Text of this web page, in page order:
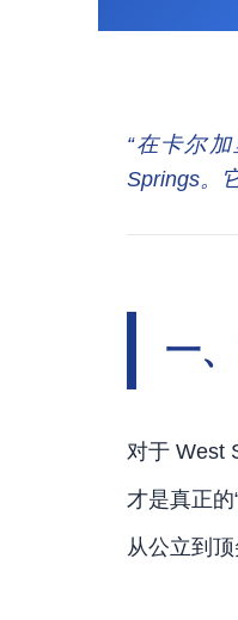
“在卡尔
Springs。
一
对于 West
才是真正
从公立到